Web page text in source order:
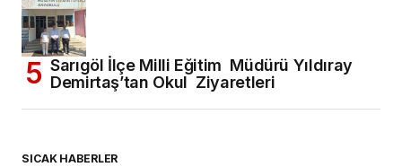
Sarıgöl İlçe Milli Eğitim Müdürü Yıldıray
Demirtaş’tan Okul Ziyaretleri
SICAK HABERLER